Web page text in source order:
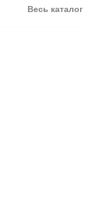
Весь каталог